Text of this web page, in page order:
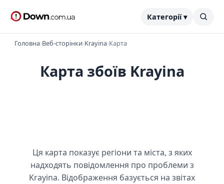
Категорії ▾
Головна›Веб-сторінки›Krayina›Карта
Карта збоїв Krayina
Ця карта показує регіони та міста, з яких
надходять повідомлення про проблеми з
Krayina. Відображення базується на звітах